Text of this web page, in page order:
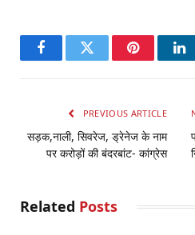
FacebookTwitter Pinterest
PREVIOUS ARTICLE
सड़क,नाली, सिवरेज, ड्रेनेज के नाम
पर करोड़ों की बंदरबांट- कांग्रेस
Related Posts